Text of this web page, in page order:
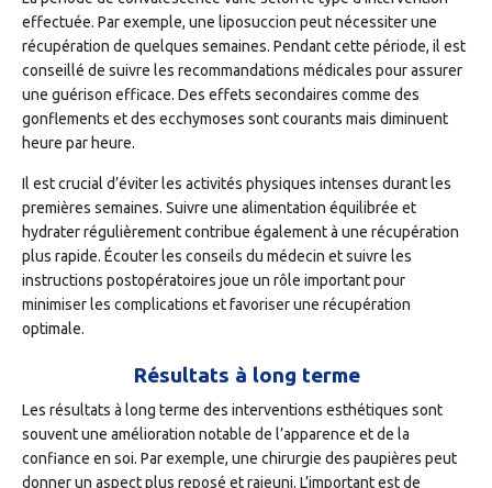
effectuée. Par exemple, une liposuccion peut nécessiter une
récupération de quelques semaines. Pendant cette période, il est
conseillé de suivre les recommandations médicales pour assurer
une guérison efficace. Des effets secondaires comme des
gonflements et des ecchymoses sont courants mais diminuent
heure par heure.
Il est crucial d’éviter les activités physiques intenses durant les
premières semaines. Suivre une alimentation équilibrée et
hydrater régulièrement contribue également à une récupération
plus rapide. Écouter les conseils du médecin et suivre les
instructions postopératoires joue un rôle important pour
minimiser les complications et favoriser une récupération
optimale.
Résultats à long terme
Les résultats à long terme des interventions esthétiques sont
souvent une amélioration notable de l’apparence et de la
confiance en soi. Par exemple, une chirurgie des paupières peut
donner un aspect plus reposé et rajeuni. L’important est de